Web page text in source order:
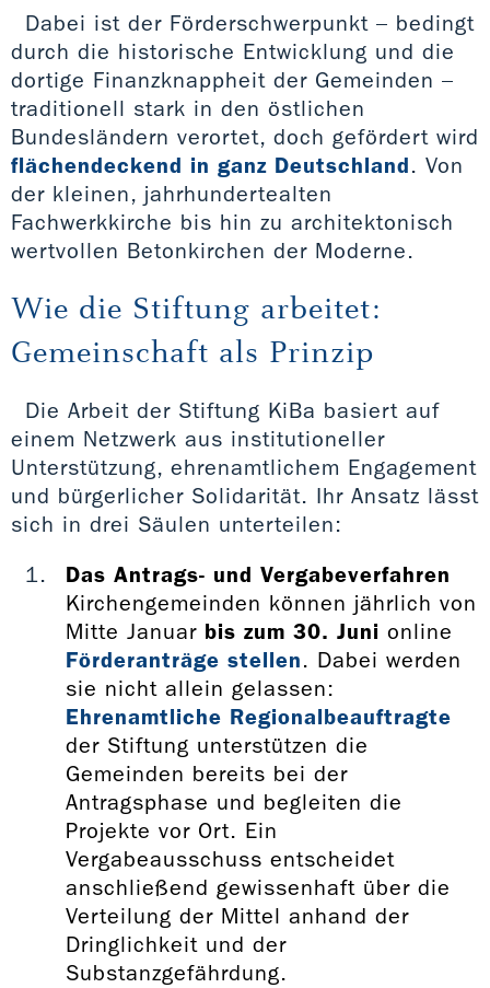
Dabei ist der Förderschwerpunkt – bedingt
durch die historische Entwicklung und die
dortige Finanzknappheit der Gemeinden –
traditionell stark in den östlichen
Bundesländern verortet, doch gefördert wird
flächendeckend in ganz Deutschland. Von
der kleinen, jahrhundertealten
Fachwerkkirche bis hin zu architektonisch
wertvollen Betonkirchen der Moderne.
Wie die Stiftung arbeitet:
Gemeinschaft als Prinzip
Die Arbeit der Stiftung KiBa basiert auf
einem Netzwerk aus institutioneller
Unterstützung, ehrenamtlichem Engagement
und bürgerlicher Solidarität. Ihr Ansatz lässt
sich in drei Säulen unterteilen:
Das Antrags- und Vergabeverfahren
Kirchengemeinden können jährlich von
Mitte Januar bis zum 30. Juni online
Förderanträge stellen. Dabei werden
sie nicht allein gelassen:
Ehrenamtliche Regionalbeauftragte
der Stiftung unterstützen die
Gemeinden bereits bei der
Antragsphase und begleiten die
Projekte vor Ort. Ein
Vergabeausschuss entscheidet
anschließend gewissenhaft über die
Verteilung der Mittel anhand der
Dringlichkeit und der
Substanzgefährdung.